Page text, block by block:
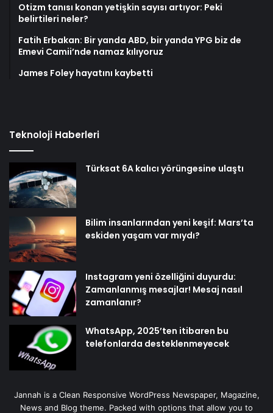
Otizm tanısı konan yetişkin sayısı artıyor: Peki
belirtileri neler?
Fatih Erbakan: Bir yanda ABD, bir yanda YPG biz de
Emevi Camii’nde namaz kılıyoruz
James Foley hayatını kaybetti
Teknoloji Haberleri
Türksat 6A kalıcı yörüngesine ulaştı
Bilim insanlarından yeni keşif: Mars’ta
eskiden yaşam var mıydı?
Instagram yeni özelliğini duyurdu:
Zamanlanmış mesajlar! Mesaj nasıl
zamanlanır?
WhatsApp, 2025’ten itibaren bu
telefonlarda desteklenmeyecek
Jannah is a Clean Responsive WordPress Newspaper, Magazine,
News and Blog theme. Packed with options that allow you to